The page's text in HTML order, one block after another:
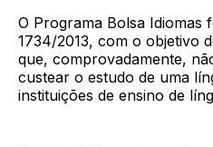
O Programa Bolsa Idiomas
1734/2013, com o objetivo
que, comprovadamente,
custear o estudo de uma
instituições de ensino de